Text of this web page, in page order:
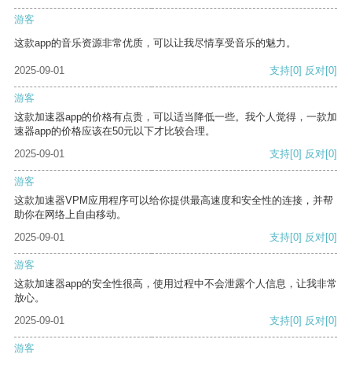
游客
这款app的音乐资源非常优质，可以让我尽情享受音乐的魅力。
2025-09-01 支持[0] 反对[0]
游客
这款加速器app的价格有点贵，可以适当降低一些。我个人觉得，一款加
速器app的价格应该在50元以下才比较合理。
2025-09-01
支持[0] 反对[0]
游客
这款加速器VPM应用程序可以给你提供最高速度和安全性的连接，并帮
助你在网络上自由移动。
2025-09-01
支持[0] 反对[0]
游客
这款加速器app的安全性很高，使用过程中不会泄露个人信息，让我非常
放心。
2025-09-01
支持[0] 反对[0]
游客